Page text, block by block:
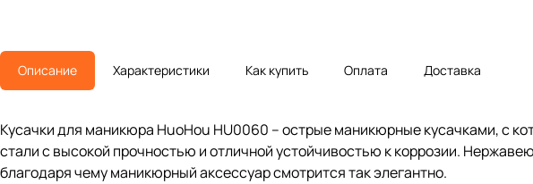
Описание Характеристики Как купить Оплата Доставка
Кусачки для маникюра HuoHou HU0060 – острые маникюрные кусачками, с
стали с высокой прочностью и отличной устойчивостью к коррозии.
благодаря чему маникюрный аксессуар смотрится так элегантно.